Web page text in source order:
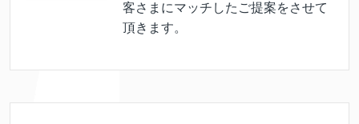
客さまにマッチしたご提案をさせて
頂きます。